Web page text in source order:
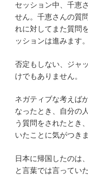
セッション中、千恵
せん。千恵さんの質
れに対してまた質問
ッションは進みます。
否定もしない、ジャ
けでもありません。
ネガティブな考えば
なったとき、自分の
う質問をされたとき
いたことに気がつき
日本に帰国したのは
と言葉では言ってい